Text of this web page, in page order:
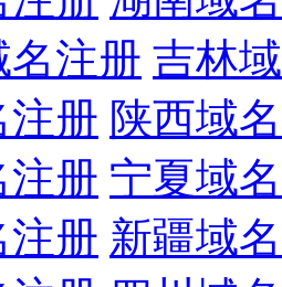
注册 吉林
注册 陕西域
注册 宁夏域
注册 新疆域